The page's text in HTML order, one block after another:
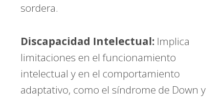
sordera.
Discapacidad Intelectual: Implica
limitaciones en el funcionamiento
intelectual y en el comportamiento
adaptativo, como el síndrome de Down y